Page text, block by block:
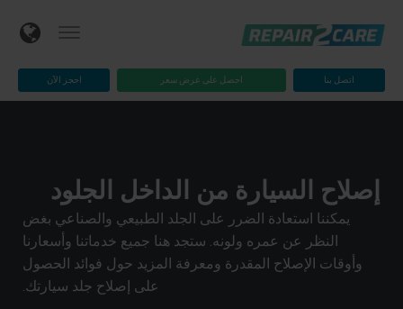
اتصل بنا احصل على عرض سعر احجز الآن
إصلاح السيارة من الداخل الجلود
يمكننا استعادة الضرر على الجلد الطبيعي والصناعي بغض
النظر عن عمره ولونه. ستجد هنا جميع خدماتنا وأسعارنا
وأوقات الإصلاح المقدرة ومعرفة المزيد حول فوائد الحصول
على إصلاح جلد سيارتك.